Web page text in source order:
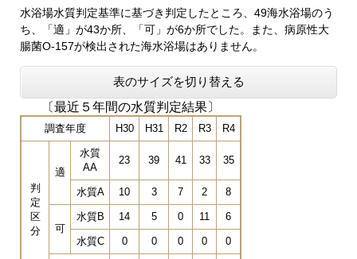
水浴場水質判定基準に基づき判定したところ、49海水浴場のう
ち、「適」が43か所、「可」が6か所でした。また、病原性大
腸菌O-157が検出された海水浴場はありません。
表のサイズを切り替える
〔最近５年間の水質判定結果〕
調査年度 H30 H31 R2 R3 R4
判
定
区
分
適
水質
AA
23 39 41 33 35
水質A 10 3 7 2 8
可
水質B 14 5 0 11 6
水質C 0 0 0 0 0